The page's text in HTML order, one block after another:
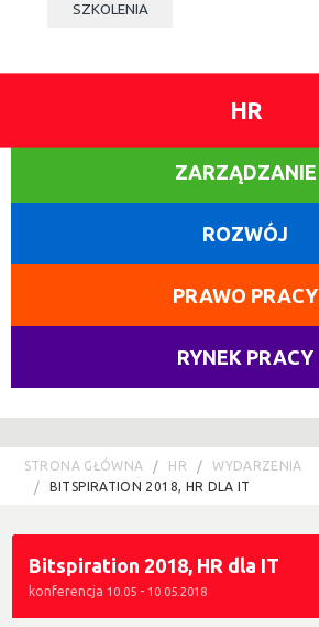
SZKOLENIA
HR
ZARZĄDZANIE
ROZWÓJ
PRAWO PRACY
RYNEK PRACY
STRONA GŁÓWNA HR
WYDARZENIA
BITSPIRATION 2018, HR DLA IT
Bitspiration 2018, HR dla IT
konferencja 10.05 - 10.05.2018